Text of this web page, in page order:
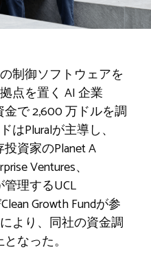
制御ソフトウェアを
点を置く AI 企業
金で 2,600 万ドルを調
Pluralが主導し、
投資家のPlanet A
Ventures、
管理するUCL
Growth Fundが参
より、同社の資金調
なった。